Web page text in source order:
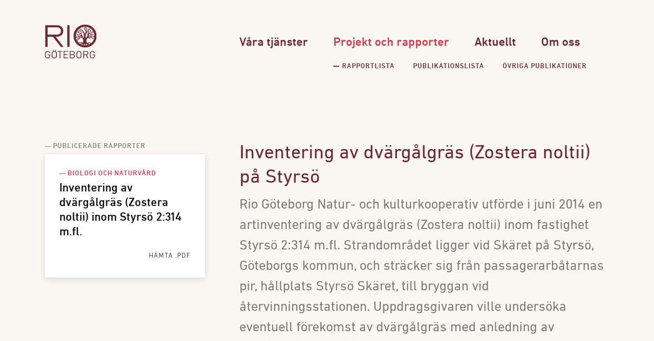
Våra tjänster Projekt och rapporter
RAPPORTLISTA PUBLIKATIONSLISTA ÖVRIGA PUBLIKATIONER
Aktuellt Om oss
— PUBLICERADE RAPPORTER
— BIOLOGI OCH NATURVÅRD
Inventering av
dvärgålgräs (Zostera
noltii) inom Styrsö 2:314
m.fl.
HÄMTA .PDF
Inventering av dvärgålgräs (Zostera noltii)
på Styrsö
Rio Göteborg Natur- och kulturkooperativ utförde i juni 2014 en
artinventering av dvärgålgräs (Zostera noltii) inom fastighet
Styrsö 2:314 m.fl. Strandområdet ligger vid Skäret på Styrsö,
Göteborgs kommun, och sträcker sig från passagerarbåtarnas
pir, hållplats Styrsö Skäret, till bryggan vid
återvinningsstationen. Uppdragsgivaren ville undersöka
eventuell förekomst av dvärgålgräs med anledning av